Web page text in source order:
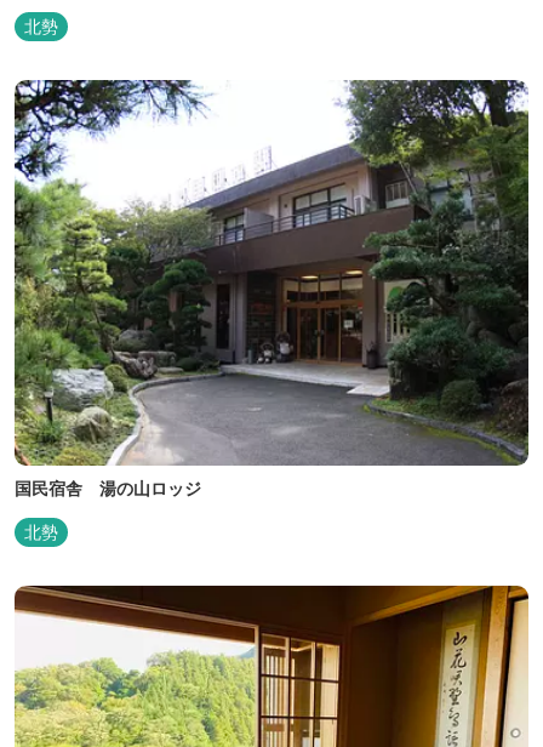
将手作りのお酢とカモシカソフトが人気です。 お食事処と大浴場の
脱衣所に最新の高機能換気設備を導入いたしました。
北勢
国民宿舎 湯の山ロッジ
北勢